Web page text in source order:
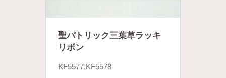
聖パトリック三葉草ラッキ
リボン
KF5577.KF5578